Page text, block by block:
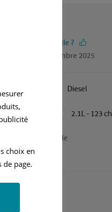
trouvé cet avis utile ?
Nicolas, en novembre 2025
Diesel
2.1L - 123 ch
voiture allemande
choix en
page.